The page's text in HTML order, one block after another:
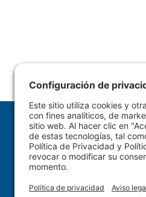
1.877.WULFTEC|